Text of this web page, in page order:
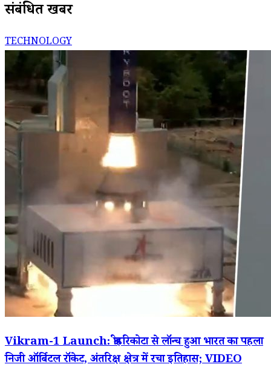
संबंधित खबरें
TECHNOLOGY
Vikram-1 Launch: श्रीहरिकोटा से लॉन्च हुआ भारत का पहला
निजी ऑर्बिटल रॉकेट, अंतरिक्ष क्षेत्र में रचा इतिहास; VIDEO